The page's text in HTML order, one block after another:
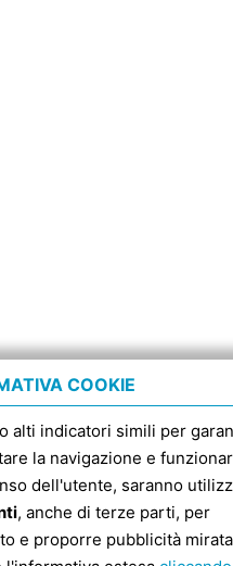
COOKIE
o alti indicatori simili per
la navigazione e
dell'utente, saranno
, anche di terze parti, per
e proporre pubblicità